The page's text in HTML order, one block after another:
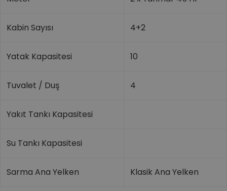
Kabin Sayısı 4+2
Yatak Kapasitesi 10
Tuvalet / Duş 4
Yakıt Tankı Kapasitesi
Su Tankı Kapasitesi
Sarma Ana Yelken Klasik Ana Yelken